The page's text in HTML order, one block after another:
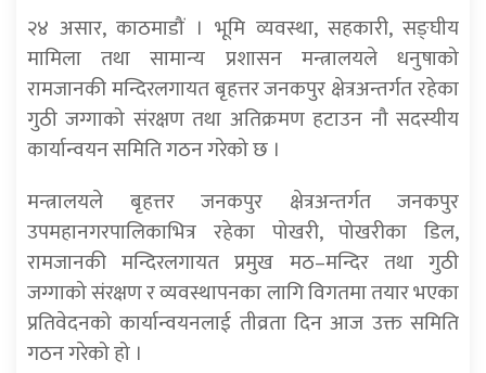
२४ असार, काठमाडौं । भूमि व्यवस्था, सहकारी, सङ्घीय
मामिला तथा सामान्य प्रशासन मन्त्रालयले धनुषाको
रामजानकी मन्दिरलगायत बृहत्तर जनकपुर क्षेत्रअन्तर्गत रहेका
गुठी जग्गाको संरक्षण तथा अतिक्रमण हटाउन नौ सदस्यीय
कार्यान्वयन समिति गठन गरेको छ ।
मन्त्रालयले बृहत्तर जनकपुर क्षेत्रअन्तर्गत जनकपुर
उपमहानगरपालिकाभित्र रहेका पोखरी, पोखरीका डिल,
रामजानकी मन्दिरलगायत प्रमुख मठ–मन्दिर तथा गुठी
जग्गाको संरक्षण र व्यवस्थापनका लागि विगतमा तयार भएका
प्रतिवेदनको कार्यान्वयनलाई तीव्रता दिन आज उक्त समिति
गठन गरेको हो ।